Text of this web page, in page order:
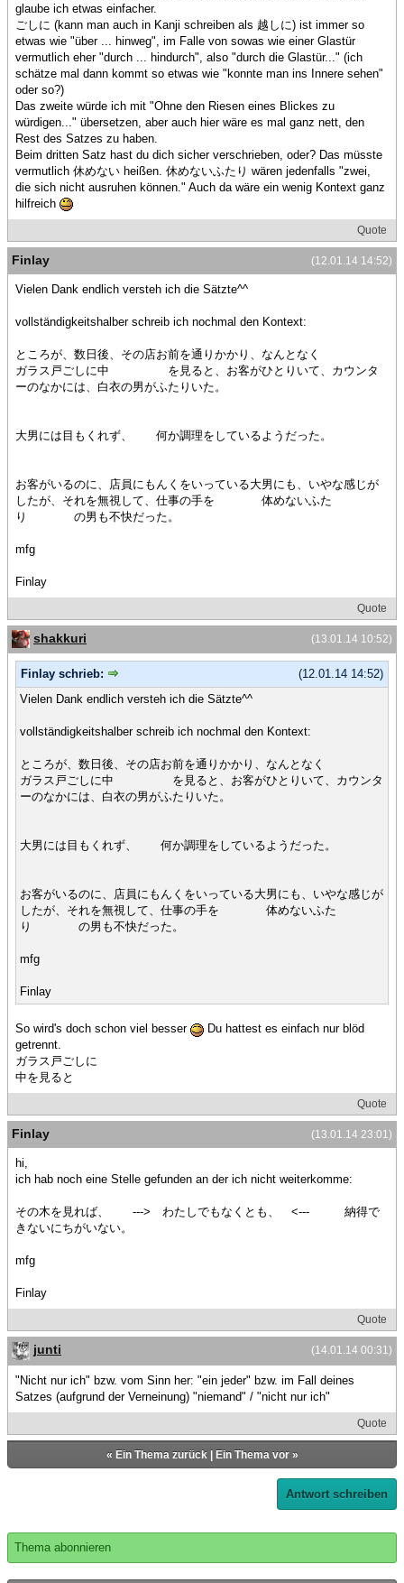
glaube ich etwas einfacher.
ごしに (kann man auch in Kanji schreiben als 越しに) ist immer so
etwas wie "über ... hinweg", im Falle von sowas wie einer Glastür
vermutlich eher "durch ... hindurch", also "durch die Glastür..." (ich
schätze mal dann kommt so etwas wie "konnte man ins Innere sehen"
oder so?)
Das zweite würde ich mit "Ohne den Riesen eines Blickes zu
würdigen..." übersetzen, aber auch hier wäre es mal ganz nett, den
Rest des Satzes zu haben.
Beim dritten Satz hast du dich sicher verschrieben, oder? Das müsste
vermutlich 休めない heißen. 休めないふたり wären jedenfalls "zwei,
die sich nicht ausruhen können." Auch da wäre ein wenig Kontext ganz
hilfreich
Quote
(12.01.14 14:52)
Finlay
Vielen Dank endlich versteh ich die Sätzte^^
vollständigkeitshalber schreib ich nochmal den Kontext:
ところが、数日後、その店お前を通りかかり、なんとなく
ガラス戸ごしに中 を見ると、お客がひとりいて、カウンタ
ーのなかには、白衣の男がふたりいた。
大男には目もくれず、 何か調理をしているようだった。
お客がいるのに、店員にもんくをいっている大男にも、いやな感じが
したが、それを無視して、仕事の手を 体めないふた
り の男も不快だった。
mfg
Finlay
Quote
(13.01.14 10:52)
shakkuri
(12.01.14 14:52)
Finlay schrieb:
Vielen Dank endlich versteh ich die Sätzte^^
vollständigkeitshalber schreib ich nochmal den Kontext:
ところが、数日後、その店お前を通りかかり、なんとなく
ガラス戸ごしに中 を見ると、お客がひとりいて、カウンタ
ーのなかには、白衣の男がふたりいた。
大男には目もくれず、 何か調理をしているようだった。
お客がいるのに、店員にもんくをいっている大男にも、いやな感じが
したが、それを無視して、仕事の手を 体めないふた
り の男も不快だった。
mfg
Finlay
So wird's doch schon viel besser
Du hattest es einfach nur blöd
getrennt.
ガラス戸ごしに
中を見ると
Quote
(13.01.14 23:01)
Finlay
hi,
ich hab noch eine Stelle gefunden an der ich nicht weiterkomme:
その木を見れば、 ---> わたしでもなくとも、 <--- 納得で
きないにちがいない。
mfg
Finlay
Quote
(14.01.14 00:31)
junti
"Nicht nur ich" bzw. vom Sinn her: "ein jeder" bzw. im Fall deines
Satzes (aufgrund der Verneinung) "niemand" / "nicht nur ich"
Quote
« Ein Thema zurück| Ein Thema vor»
Antwort schreiben
Thema abonnieren